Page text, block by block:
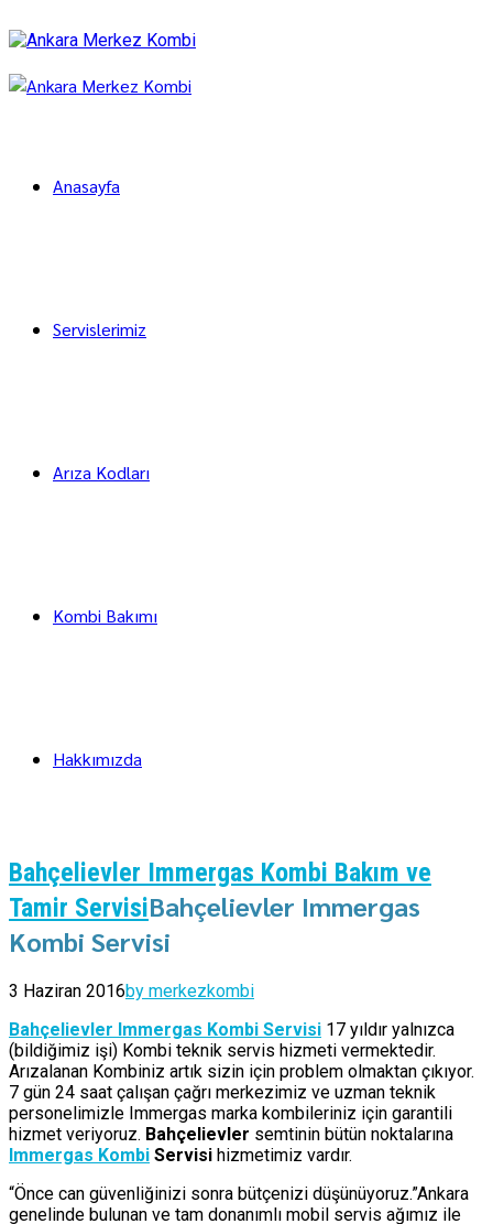
Anasayfa
Servislerimiz
Arıza Kodları
Kombi Bakımı
Hakkımızda
Bahçelievler Immergas Kombi Bakım ve
Tamir ServisiBahçelievler Immergas
Kombi Servisi
3 Haziran 2016by merkezkombi
Bahçelievler Immergas Kombi Servisi 17 yıldır yalnızca
(bildiğimiz işi) Kombi teknik servis hizmeti vermektedir.
Arızalanan Kombiniz artık sizin için problem olmaktan çıkıyor.
7 gün 24 saat çalışan çağrı merkezimiz ve uzman teknik
personelimizle Immergas marka kombileriniz için garantili
hizmet veriyoruz. Bahçelievler semtinin bütün noktalarına
Immergas Kombi Servisi hizmetimiz vardır.
“Önce can güvenliğinizi sonra bütçenizi düşünüyoruz.”Ankara
genelinde bulunan ve tam donanımlı mobil servis ağımız ile